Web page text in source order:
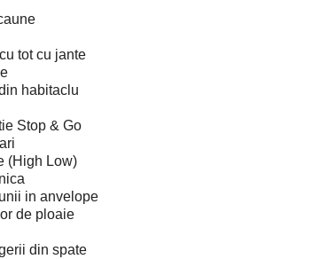
tot cu jante
habitaclu
Stop & Go
(High Low)
in anvelope
de ploaie
din spate